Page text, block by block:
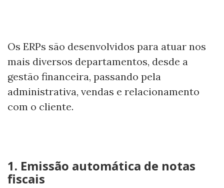
Os ERPs são desenvolvidos para atuar nos
mais diversos departamentos, desde a
gestão financeira, passando pela
administrativa, vendas e relacionamento
com o cliente.
1. Emissão automática de notas
fiscais